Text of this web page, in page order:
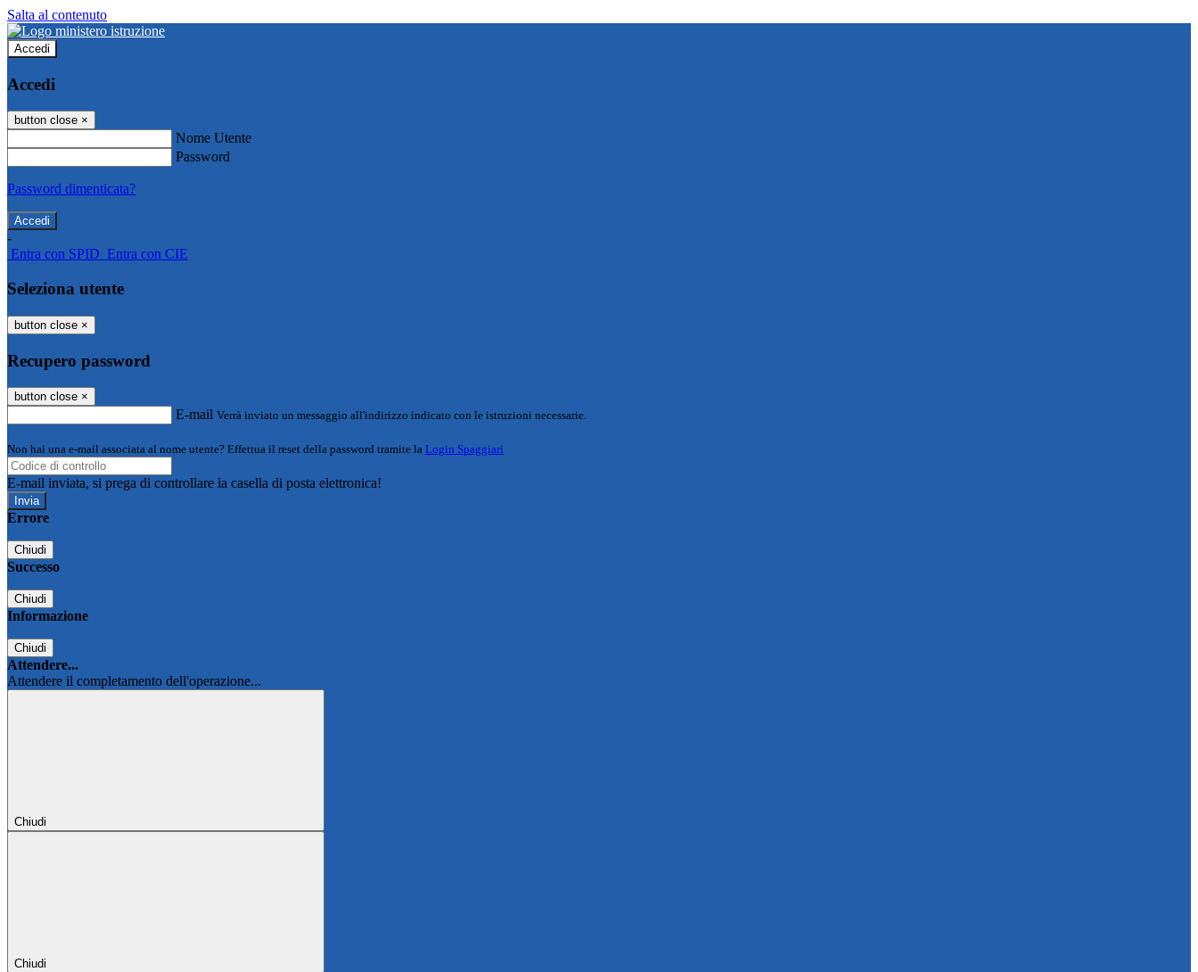
Salta al contenuto
Accedi
Accedi
button close ×
Nome Utente
Password
Password dimenticata?
-
Entra con SPID Entra con CIE
Seleziona utente
button close ×
Recupero password
button close ×
E-mail Verrà inviato un messaggio all'indirizzo indicato con le istruzioni necessarie.
Non hai una e-mail associata al nome utente? Effettua il reset della password tramite la Login Spaggiari
E-mail inviata, si prega di controllare la casella di posta elettronica!
Errore
Chiudi
Successo
Chiudi
Informazione
Chiudi
Attendere...
Attendere il completamento dell'operazione...
Chiudi
Chiudi